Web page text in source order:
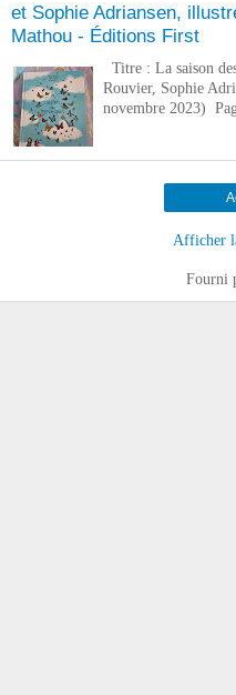
et Sophie Adriansen,
Mathou - Éditions First
Titre : La saison
Rouvier, Sophie
novembre 2023)
Afficher
Fourni